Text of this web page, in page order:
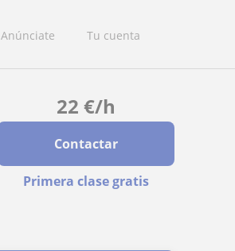
Anúnciate Tu cuenta
22 €/h
Contactar
Primera clase gratis